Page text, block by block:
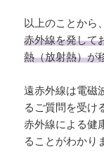
以上のことから
赤外線を発して
熱（放射熱）が
遠赤外線は電磁
るご質問を受け
赤外線による健
ることがわかり